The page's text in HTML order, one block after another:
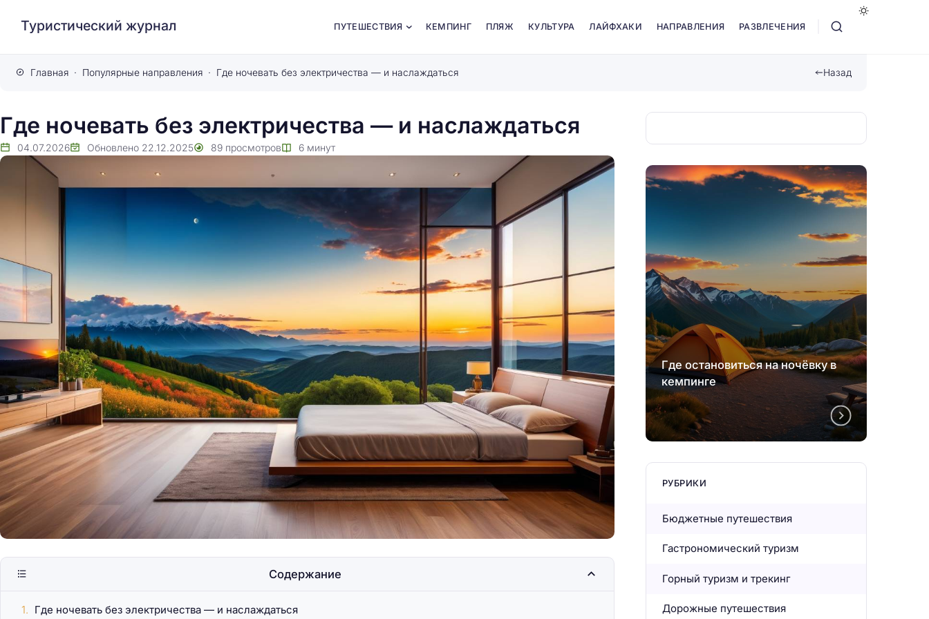
Туристический журнал ПУТЕШЕСТВИЯ КЕМПИНГ ПЛЯЖ КУЛЬТУРА ЛАЙФХАКИ НАПРАВЛЕНИЯ РАЗВЛЕЧЕНИЯ
Главная Популярные направления Где ночевать без электричества — и наслаждаться Назад
Где ночевать без электричества — и наслаждаться
04.07.2026 Обновлено 22.12.2025 89 просмотров 6 минут
Содержание
Где ночевать без электричества — и наслаждаться
Где остановиться на ночёвку в
кемпинге
Где остановиться на ночёвку в
кемпинге
Где остановиться на ночёвку в
кемпинге
РУБРИКИ
Бюджетные путешествия
Гастрономический туризм
Горный туризм и трекинг
Дорожные путешествия